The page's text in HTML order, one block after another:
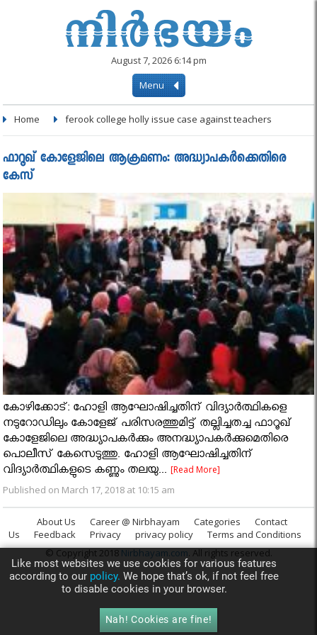
August 7, 2026 6:14 pm
Menu
Home ferook college holly issue case against teachers
ഫാറൂഖ് കോളേജിലെ ആക്രമണം: അദ്ധ്യാപകര്‍ക്കെതിരെ
കേസ്
കോഴിക്കോട്: ഹോളി ആഘോഷിച്ചതിന് വിദ്യാര്‍ത്ഥികളെ
നടുറോഡിലും കോളേജ് പരിസരത്തുമിട്ട് തല്ലിച്ചതച്ച ഫാറൂഖ്
കോളേജിലെ അദ്ധ്യാപകര്‍ക്കും അനദ്ധ്യാപകര്‍ക്കുമെതിരെ
പൊലീസ് കേസെടുത്തു. ഹോളി ആഘോഷിച്ചതിന്
വിദ്യാര്‍ത്ഥികളുടെ കണ്ണും തലയു...[Read More]
Published on March 17, 2018 at 10:15 am
About Us Career @ Nirbhayam Categories
Contact
Us
Feedback Privacy privacy policy
Terms and Conditions
© Copyright 2018 Nirbhayam.com. All rights reserved.
Like most websites we use cookies for various features
according to our policy. We hope that’s ok, if not feel free
to disable cookies in your browser.
Nah! Cookies are fine!